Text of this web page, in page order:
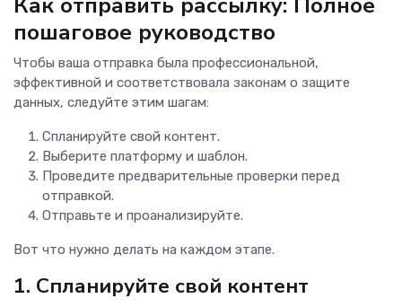
пошаговое руководство
Чтобы ваша отправка была профессиональной,
эффективной и соответствовала законам о защите
данных, следуйте этим шагам:
Спланируйте свой контент.
Выберите платформу и шаблон.
Проведите предварительные проверки перед
отправкой.
Отправьте и проанализируйте.
Вот что нужно делать на каждом этапе.
1. Спланируйте свой контент